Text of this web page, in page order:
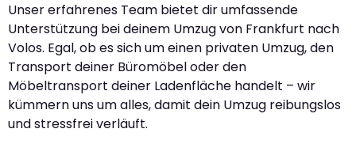
Unser erfahrenes Team bietet dir umfassende
Unterstützung bei deinem Umzug von Frankfurt nach
Volos. Egal, ob es sich um einen privaten Umzug, den
Transport deiner Büromöbel oder den
Möbeltransport deiner Ladenfläche handelt – wir
kümmern uns um alles, damit dein Umzug reibungslos
und stressfrei verläuft.